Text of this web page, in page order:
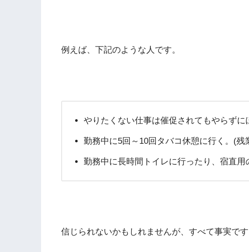
例えば、下記のような人です。
やりたくない仕事は催促されてもやらずに
勤務中に5回～10回タバコ休憩に行く。(
勤務中に長時間トイレに行ったり、宿直用
信じられないかもしれませんが、すべて事実で